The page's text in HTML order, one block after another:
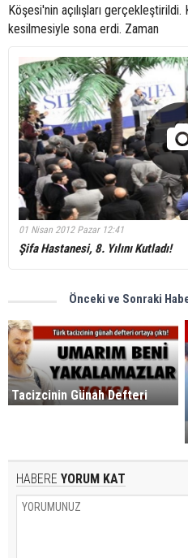
Köşesi'nin açılışları gerçekleştirildi.
kesilmesiyle sona erdi. Zaman
01 Nisan 2012 Pazar 12:41
Şifa Hastanesi, 8. Yılını Kutladı!
Önceki ve Sonraki
Tacizcinin Günah Defteri
HABERE YORUM KAT